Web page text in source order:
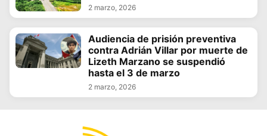
2 marzo, 2026
Audiencia de prisión preventiva
contra Adrián Villar por muerte de
Lizeth Marzano se suspendió
hasta el 3 de marzo
2 marzo, 2026